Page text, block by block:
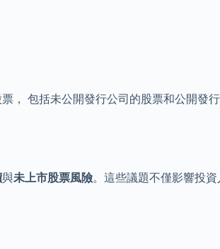
， 包括未公開發行公司的股票和公開
與未上市股票風險。這些議題不僅影響投